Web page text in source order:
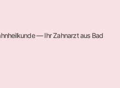
— Ihr Zahnarzt aus Bad